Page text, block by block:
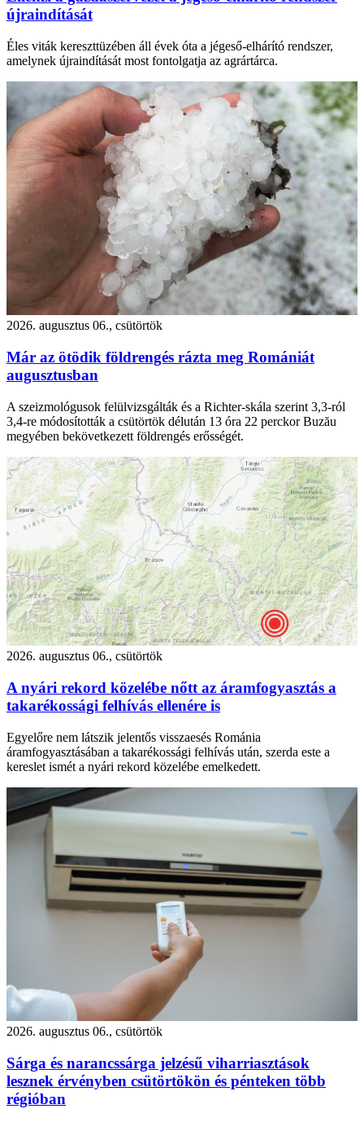
újraindítását
Éles viták kereszttüzében áll évek óta a jégeső-elhárító rendszer,
amelynek újraindítását most fontolgatja az agrártárca.
2026. augusztus 06., csütörtök
Már az ötödik földrengés rázta meg Romániát
augusztusban
A szeizmológusok felülvizsgálták és a Richter-skála szerint 3,3-ról
3,4-re módosították a csütörtök délután 13 óra 22 perckor Buzău
megyében bekövetkezett földrengés erősségét.
2026. augusztus 06., csütörtök
A nyári rekord közelébe nőtt az áramfogyasztás a
takarékossági felhívás ellenére is
Egyelőre nem látszik jelentős visszaesés Románia
áramfogyasztásában a takarékossági felhívás után, szerda este a
kereslet ismét a nyári rekord közelébe emelkedett.
2026. augusztus 06., csütörtök
Sárga és narancssárga jelzésű viharriasztások
lesznek érvényben csütörtökön és pénteken több
régióban